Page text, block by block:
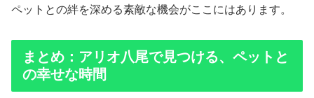
ペットとの絆を深める素敵な機会がここにはあります。
まとめ：アリオ八尾で見つける、ペットと
の幸せな時間